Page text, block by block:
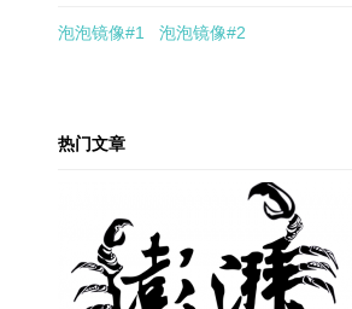
泡泡镜像#1 泡泡镜像#2
热门文章